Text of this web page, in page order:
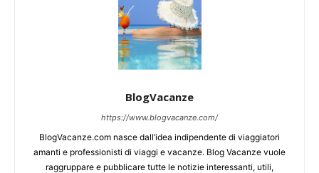
BlogVacanze
https://www.blogvacanze.com/
BlogVacanze.com nasce dall’idea indipendente di viaggiatori
amanti e professionisti di viaggi e vacanze. Blog Vacanze vuole
raggruppare e pubblicare tutte le notizie interessanti, utili,